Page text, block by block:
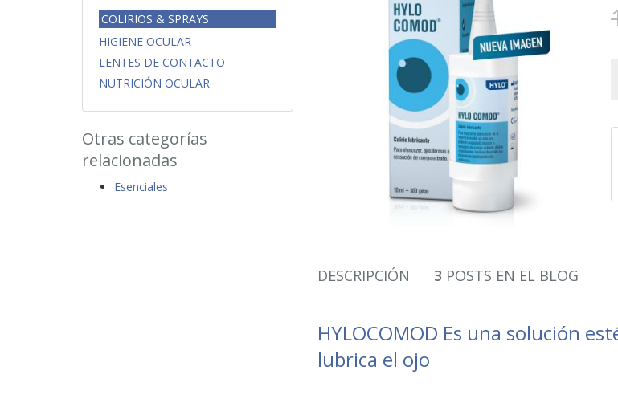
COLIRIOS & SPRAYS
HIGIENE OCULAR
LENTES DE CONTACTO
NUTRICIÓN OCULAR
Otras categorías
relacionadas
Esenciales
DESCRIPCIÓN 3 POSTS EN EL BLOG
HYLOCOMOD Es una solución
lubrica el ojo